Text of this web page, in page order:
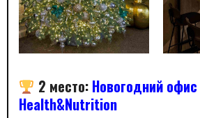
2 место: Новогодний
Health&Nutrition